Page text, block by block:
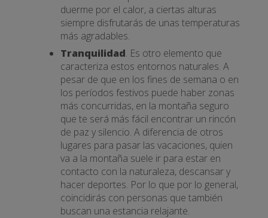
duerme por el calor, a ciertas alturas
siempre disfrutarás de unas temperaturas
más agradables.
Tranquilidad. Es otro elemento que
caracteriza estos entornos naturales. A
pesar de que en los fines de semana o en
los períodos festivos puede haber zonas
más concurridas, en la montaña seguro
que te será más fácil encontrar un rincón
de paz y silencio. A diferencia de otros
lugares para pasar las vacaciones, quien
va a la montaña suele ir para estar en
contacto con la naturaleza, descansar y
hacer deportes. Por lo que por lo general,
coincidirás con personas que también
buscan una estancia relajante.